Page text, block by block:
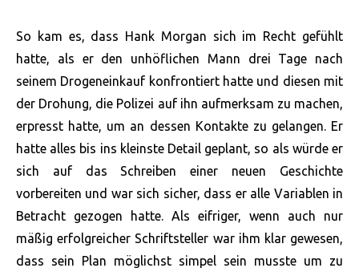
So kam es, dass Hank Morgan sich im Recht gefühlt
hatte, als er den unhöflichen Mann drei Tage nach
seinem Drogeneinkauf konfrontiert hatte und diesen mit
der Drohung, die Polizei auf ihn aufmerksam zu machen,
erpresst hatte, um an dessen Kontakte zu gelangen. Er
hatte alles bis ins kleinste Detail geplant, so als würde er
sich auf das Schreiben einer neuen Geschichte
vorbereiten und war sich sicher, dass er alle Variablen in
Betracht gezogen hatte. Als eifriger, wenn auch nur
mäßig erfolgreicher Schriftsteller war ihm klar gewesen,
dass sein Plan möglichst simpel sein musste um zu